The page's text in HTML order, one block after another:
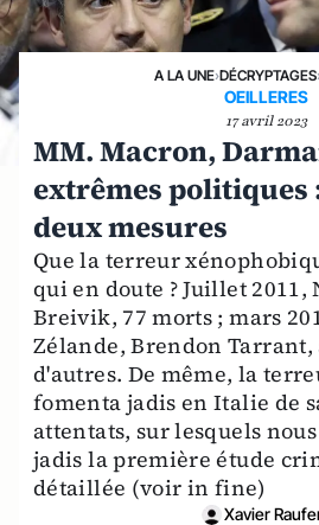
A LA UNE›DÉCRYPTAGES
OEILLERES
17 avril 2023
MM. Macron,
extrêmes politiques
deux mesures
Que la terreur
qui en doute ? Juillet 2011,
Breivik, 77 morts ; mars
Zélande, Brendon Tarrant,
d'autres. De même, la
fomenta jadis en Italie de
attentats, sur lesquels
jadis la première étude
détaillée (voir in fine)
Xavier